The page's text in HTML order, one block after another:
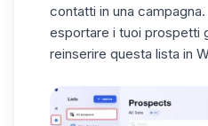
contatti in una
esportare i tuoi prospetti
reinserire questa lista in